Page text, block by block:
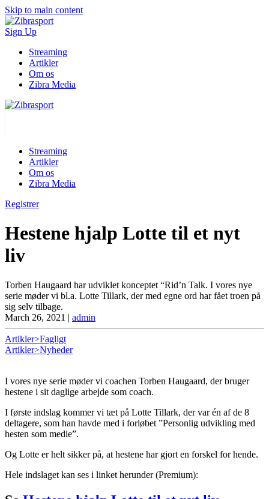
Skip to main content
Sign Up
Streaming
Artikler
Om os
Zibra Media
Streaming
Artikler
Om os
Zibra Media
Registrer
Hestene hjalp Lotte til et nyt
liv
Torben Haugaard har udviklet konceptet “Rid’n Talk. I vores nye
serie møder vi bl.a. Lotte Tillark, der med egne ord har fået troen på
sig selv tilbage.
March 26, 2021 | admin
Artikler>Fagligt
Artikler>Nyheder
I vores nye serie møder vi coachen Torben Haugaard, der bruger
hestene i sit daglige arbejde som coach.
I første indslag kommer vi tæt på Lotte Tillark, der var én af de 8
deltagere, som han havde med i forløbet ”Personlig udvikling med
hesten som medie”.
Og Lotte er helt sikker på, at hestene har gjort en forskel for hende.
Hele indslaget kan ses i linket herunder (Premium):